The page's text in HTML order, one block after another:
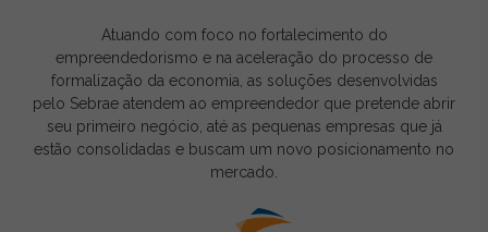
Atuando com foco no fortalecimento do
empreendedorismo e na aceleração do processo de
formalização da economia, as soluções desenvolvidas
pelo Sebrae atendem ao empreendedor que pretende abrir
seu primeiro negócio, até as pequenas empresas que já
estão consolidadas e buscam um novo posicionamento no
mercado.